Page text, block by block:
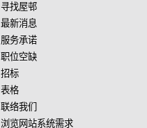
寻找屋邨
最新消息
服务承诺
职位空缺
招标
表格
联络我们
浏览网站系统需求